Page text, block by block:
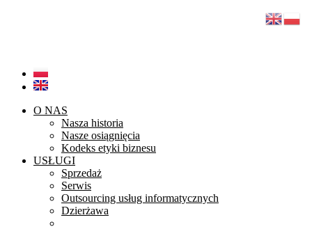
O NAS
Nasza historia
Nasze osiągnięcia
Kodeks etyki biznesu
USŁUGI
Sprzedaż
Serwis
Outsourcing usług informatycznych
Dzierżawa